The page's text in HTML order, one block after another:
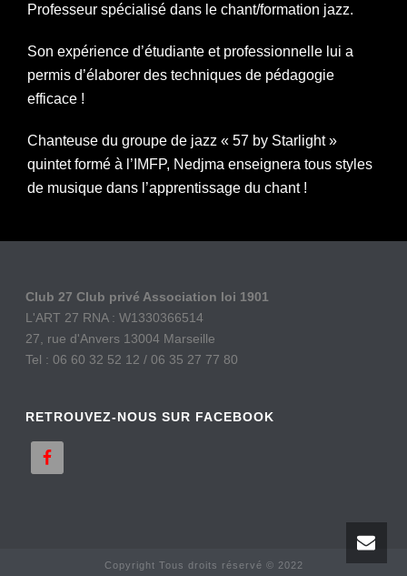
Professeur spécialisé dans le chant/formation jazz.
Son expérience d’étudiante et professionnelle lui a
permis d’élaborer des techniques de pédagogie
efficace !
Chanteuse du groupe de jazz « 57 by Starlight »
quintet formé à l’IMFP, Nedjma enseignera tous styles
de musique dans l’apprentissage du chant !
Club 27 Club privé Association loi 1901
L'ART 27 RNA : W1330366514
27, rue d'Anvers 13004 Marseille
Tel : 06 60 32 52 12 / 06 35 27 77 80
RETROUVEZ-NOUS SUR FACEBOOK
Copyright Tous droits réservé © 2022